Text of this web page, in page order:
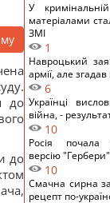
до
до
У
матеріалами
ЗМІ
1
Навроцький
армії, але
6
Українці
війна, -
10
Росія почала
версію
10
Смачна сирна
рецепт по-